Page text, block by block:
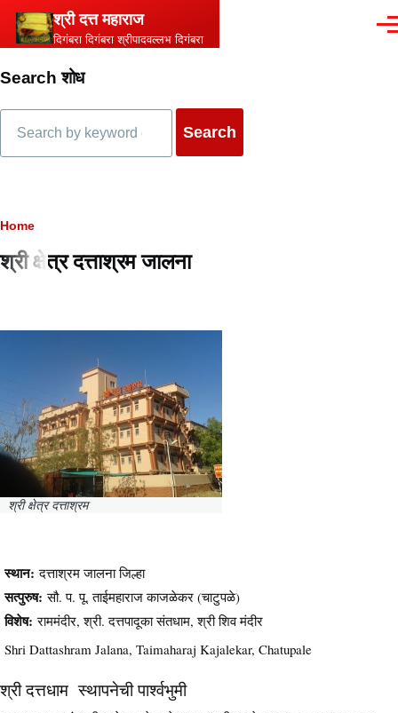
Skip to main content
श्री दत्त महाराज
दिगंबरा दिगंबरा श्रीपादवल्लभ दिगंबरा
Search शोध
Breadcrumb
Home
श्री क्षेत्र दत्ताश्रम जालना
श्री क्षेत्र दत्ताश्रम
स्थान:दत्ताश्रम जालना जिल्हा
सत्पुरुष:सौ. प. पू. ताईमहाराज काजळेकर (चाटुपळे)
विशेष:राममंदीर, श्री. दत्तपादूका संतधाम, श्री शिव मंदीर
Shri Dattashram Jalana, Taimaharaj Kajalekar, Chatupale
श्री दत्तधाम स्थापनेची पार्श्वभुमी